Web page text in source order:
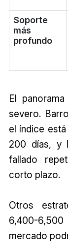
Soporte
más
profundo
El
severo.
el índice
200 días, y
fallado
corto plazo.
Otros
6,400-6,500
mercado